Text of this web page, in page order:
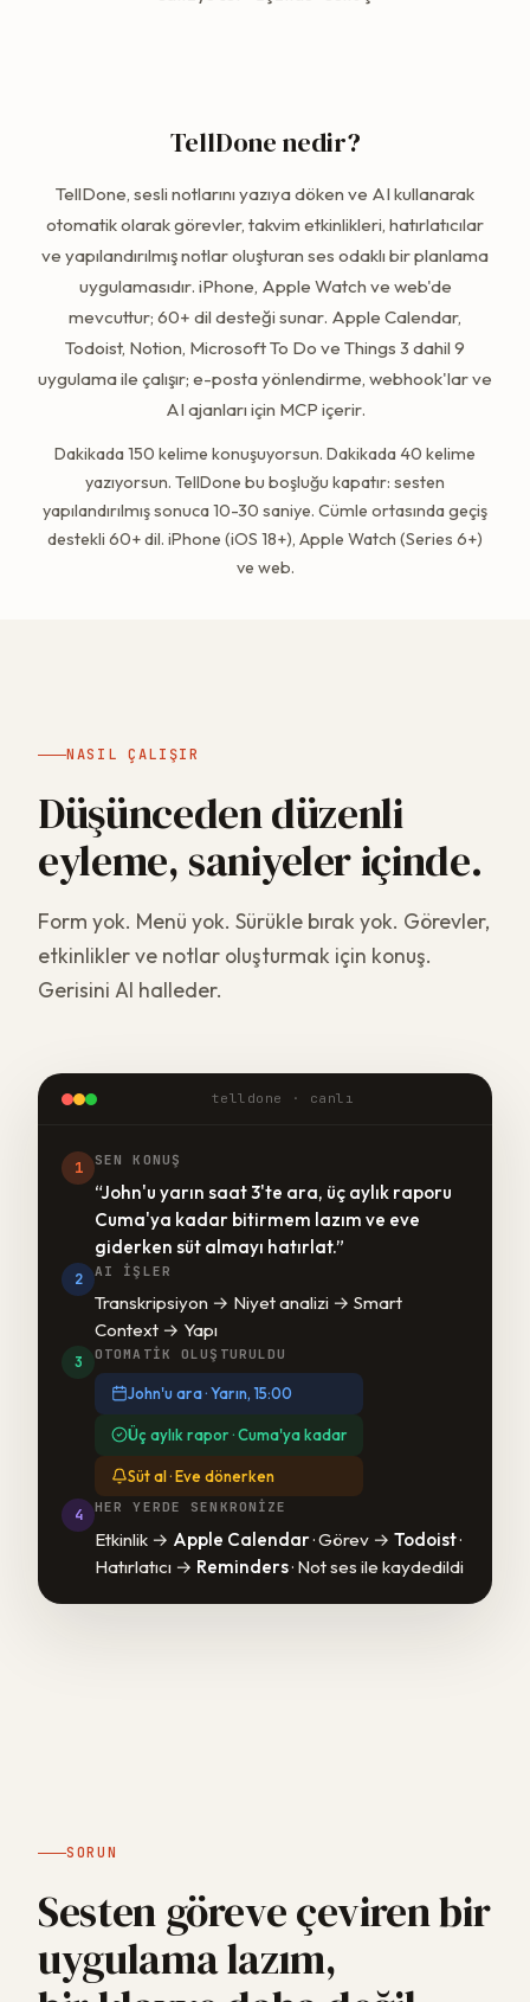
TellDone nedir?
TellDone, sesli notlarını yazıya döken ve AI kullanarak
otomatik olarak görevler, takvim etkinlikleri, hatırlatıcılar
ve yapılandırılmış notlar oluşturan ses odaklı bir planlama
uygulamasıdır. iPhone, Apple Watch ve web'de
mevcuttur; 60+ dil desteği sunar. Apple Calendar,
Todoist, Notion, Microsoft To Do ve Things 3 dahil 9
uygulama ile çalışır; e-posta yönlendirme, webhook'lar ve
AI ajanları için MCP içerir.
Dakikada 150 kelime konuşuyorsun. Dakikada 40 kelime
yazıyorsun. TellDone bu boşluğu kapatır: sesten
yapılandırılmış sonuca 10-30 saniye. Cümle ortasında geçiş
destekli 60+ dil. iPhone (iOS 18+), Apple Watch (Series 6+)
ve web.
NASIL ÇALIŞIR
Düşünceden düzenli
eyleme, saniyeler içinde.
Form yok. Menü yok. Sürükle bırak yok. Görevler,
etkinlikler ve notlar oluşturmak için konuş.
Gerisini AI halleder.
telldone · canlı
1 SEN KONUŞ
“John'u yarın saat 3'te ara, üç aylık raporu
Cuma'ya kadar bitirmem lazım ve eve
giderken süt almayı hatırlat.”
2 AI IŞLER
Transkripsiyon → Niyet analizi → Smart
Context → Yapı
3 OTOMATIK OLUŞTURULDU
John'u ara · Yarın, 15:00
Üç aylık rapor · Cuma'ya kadar
Süt al · Eve dönerken
4 HER YERDE SENKRONIZE
Etkinlik → Apple Calendar· Görev → Todoist·
Hatırlatıcı → Reminders· Not ses ile kaydedildi
SORUN
Sesten göreve çeviren bir
uygulama lazım,